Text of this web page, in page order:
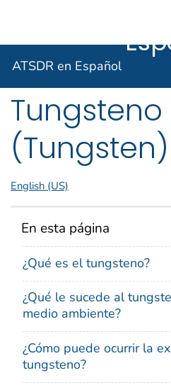
Agencia para Sustancias
ATSDR en Español
ToxFAQs™ –
Tungsteno
(Tungsten)
English (US)
En esta página
¿Qué es el tungsteno?
¿Qué le sucede al
medio ambiente?
¿Cómo puede ocurrir la
tungsteno?